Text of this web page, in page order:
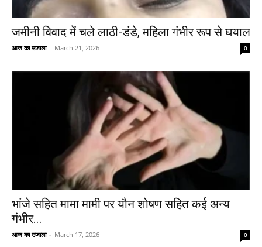
जमीनी विवाद में चले लाठी-डंडे, महिला गंभीर रूप से घयाल
आज का उजाला - March 21, 2026 0
भांजे सहित मामा मामी पर यौन शोषण सहित कई अन्य
गंभीर...
आज का उजाला - March 17, 2026 0